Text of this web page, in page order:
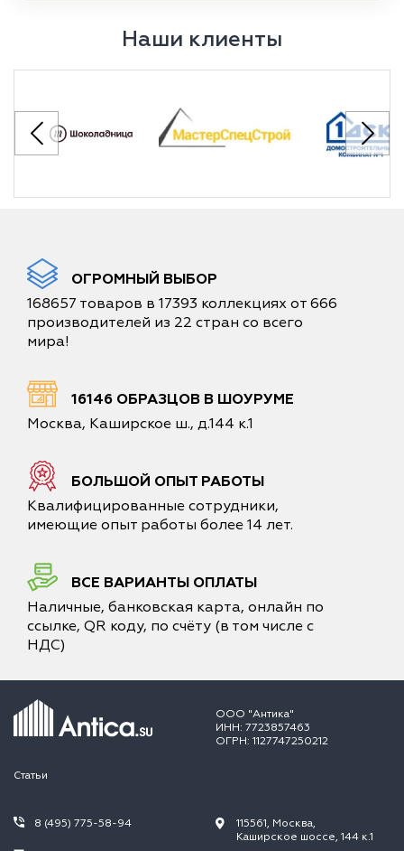
Наши клиенты
ОГРОМНЫЙ ВЫБОР
168657 товаров в 17393 коллекциях от 666
производителей из 22 стран со всего
мира!
16146 ОБРАЗЦОВ В ШОУРУМЕ
Москва, Каширское ш., д.144 к.1
БОЛЬШОЙ ОПЫТ РАБОТЫ
Квалифицированные сотрудники,
имеющие опыт работы более 14 лет.
ВСЕ ВАРИАНТЫ ОПЛАТЫ
Наличные, банковская карта, онлайн по
ссылке, QR коду, по счёту (в том числе с
НДС)
ООО "Антика"
ИНН: 7723857463
ОГРН: 1127747250212
Статьи
8 (495) 775-58-94
115561, Москва,
Каширское шоссе, 144 к.1